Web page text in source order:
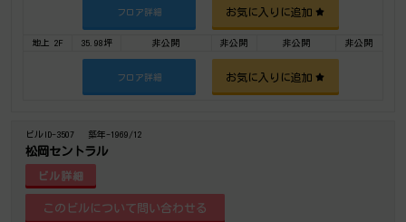
フロア詳細 お気に入りに追加
地上 2F 35.98坪 非公開 非公開 非公開 非公開
フロア詳細 お気に入りに追加
ビルID-3507 築年-1969/12
松岡セントラル
ビル詳細